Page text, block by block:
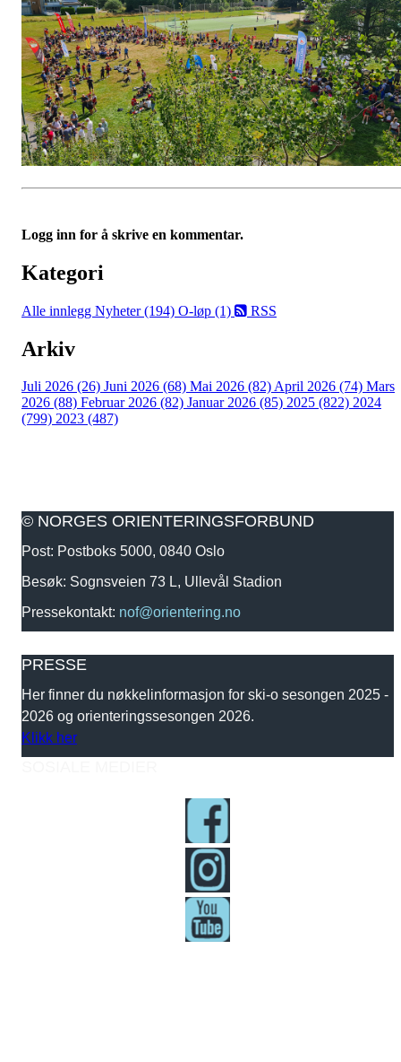
Logg inn for å skrive en kommentar.
Kategori
Alle innlegg Nyheter (194) O-løp (1) RSS
Arkiv
Juli 2026 (26) Juni 2026 (68) Mai 2026 (82)April 2026 (74) Mars
2026 (88) Februar 2026 (82) Januar 2026 (85) 2025 (822) 2024
(799) 2023 (487)
© NORGES ORIENTERINGSFORBUND
Post: Postboks 5000, 0840 Oslo
Besøk: Sognsveien 73 L, Ullevål Stadion
Pressekontakt: nof@orientering.no
PRESSE
Her finner du nøkkelinformasjon for ski-o sesongen 2025 -
2026 og orienteringssesongen 2026.
Klikk her